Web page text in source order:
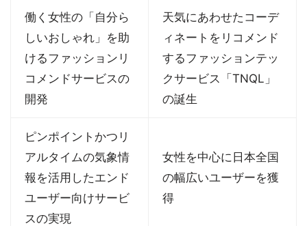
働く女性の「自分ら
しいおしゃれ」を助
けるファッションリ
コメンドサービスの
開発
天気にあわせたコーデ
ィネートをリコメンド
するファッションテッ
クサービス「TNQL」
の誕生
ピンポイントかつリ
アルタイムの気象情
報を活用したエンド
ユーザー向けサービ
スの実現
女性を中心に日本全国
の幅広いユーザーを獲
得